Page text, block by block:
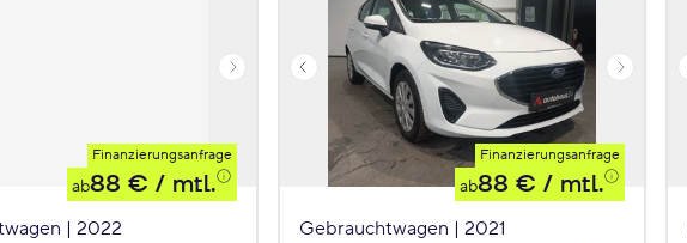
Finanzierungsanfrage
ab88 € / mtl.
| 2022
Finanzierungsanfrage
ab88 € / mtl.
Gebrauchtwagen | 2021